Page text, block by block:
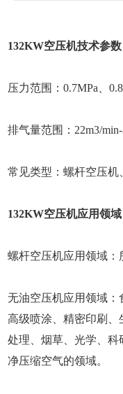
132KW空压机技术参数
压力范围：0.7MPa、
排气量范围：22m3/
常见类型：螺杆空压机
132KW空压机应用领域
螺杆空压机应用领域：
无油空压机应用领域：
高级喷涂、精密印刷
处理、烟草、光学、
净压缩空气的领域。